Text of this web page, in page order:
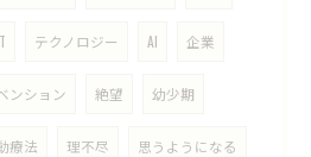
テクノロジー AI 企業
ンション 絶望 幼少期
療法 理不尽 思うようになる